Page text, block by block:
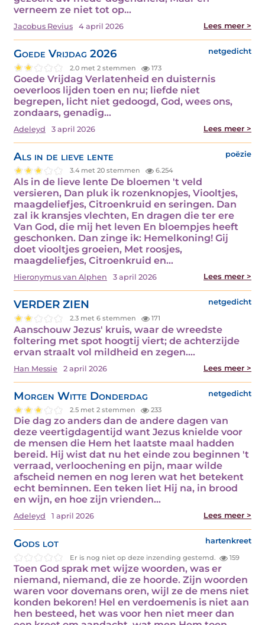
verneem ze niet tot op…
Jacobus Revius 4 april 2026 Lees meer >
Goede Vrijdag 2026 netgedicht
2.0 met 2 stemmen 173
Goede Vrijdag Verlatenheid en duisternis
oeverloos lijden toen en nu; liefde niet
begrepen, licht niet gedoogd, God, wees ons,
zondaars, genadig…
Adeleyd 3 april 2026 Lees meer >
Als in de lieve lente poëzie
3.4 met 20 stemmen 6.254
Als in de lieve lente De bloemen 't veld
versieren, Dan pluk ik rozenknopjes, Viooltjes,
maagdeliefjes, Citroenkruid en seringen. Dan
zal ik kransjes vlechten, En dragen die ter ere
Van God, die mij het leven En bloempjes heeft
geschonken. Dan zinge ik: Hemelkoning! Gij
doet viooltjes groeien, Met roosjes,
maagdeliefjes, Citroenkruid en…
Hieronymus van Alphen 3 april 2026 Lees meer >
VERDER ZIEN netgedicht
2.3 met 6 stemmen 171
Aanschouw Jezus' kruis, waar de wreedste
foltering met spot hoogtij viert; de achterzijde
ervan straalt vol mildheid en zegen.…
Han Messie 2 april 2026 Lees meer >
Morgen Witte Donderdag netgedicht
2.5 met 2 stemmen 233
Die dag zo anders dan de andere dagen van
deze veertigdagentijd want Jezus knielde voor
de mensen die Hem het laatste maal hadden
bereid. Hij wist dat nu het einde zou beginnen 't
verraad, verloochening en pijn, maar wilde
afscheid nemen en nog leren wat het betekent
echt beminnen. Een teken liet Hij na, in brood
en wijn, en hoe zijn vrienden…
Adeleyd 1 april 2026 Lees meer >
Gods lot hartenkreet
Er is nog niet op deze inzending gestemd. 159
Toen God sprak met wijze woorden, was er
niemand, niemand, die ze hoorde. Zijn woorden
waren voor dovemans oren, wijl ze de mens niet
konden bekoren! Hel en verdoemenis is niet aan
hen besteed, het was voor hen niet meer dan